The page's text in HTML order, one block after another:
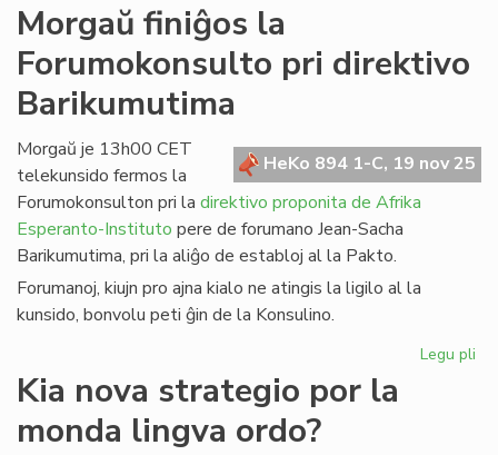
Morgaŭ finiĝos la
Forumokonsulto pri direktivo
Barikumutima
HeKo 894 1-C, 19 nov 25
Morgaŭ je 13h00 CET
telekunsido fermos la
Forumokonsulton pri la direktivo proponita de Afrika
Esperanto-Instituto pere de forumano Jean-Sacha
Barikumutima, pri la aliĝo de establoj al la Pakto.
Forumanoj, kiujn pro ajna kialo ne atingis la ligilo al la
kunsido, bonvolu peti ĝin de la Konsulino.
Legu pli
Kia nova strategio por la
monda lingva ordo?